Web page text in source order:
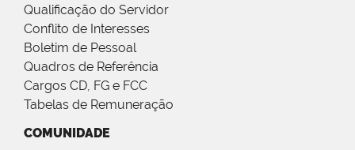
Qualificação do Servidor
Conflito de Interesses
Boletim de Pessoal
Quadros de Referência
Cargos CD, FG e FCC
Tabelas de Remuneração
COMUNIDADE